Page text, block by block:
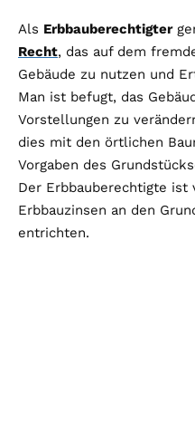
Als Erbbauberechtigter
Recht, das auf dem
Gebäude zu nutzen und
Man ist befugt, das
Vorstellungen zu
dies mit den örtlichen
Vorgaben des
Der Erbbauberechtigte
Erbbauzinsen an den
entrichten.